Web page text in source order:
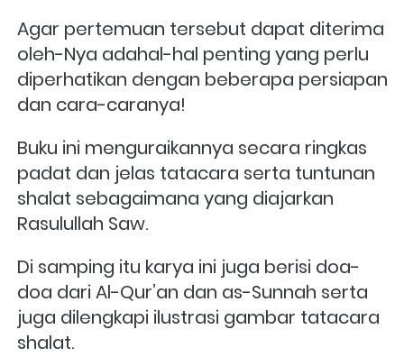
Agar pertemuan tersebut dapat diterima
oleh-Nya adahal-hal penting yang perlu
diperhatikan dengan beberapa persiapan
dan cara-caranya!
Buku ini menguraikannya secara ringkas
padat dan jelas tatacara serta tuntunan
shalat sebagaimana yang diajarkan
Rasulullah Saw.
Di samping itu karya ini juga berisi doa-
doa dari Al-Qur’an dan as-Sunnah serta
juga dilengkapi ilustrasi gambar tatacara
shalat.